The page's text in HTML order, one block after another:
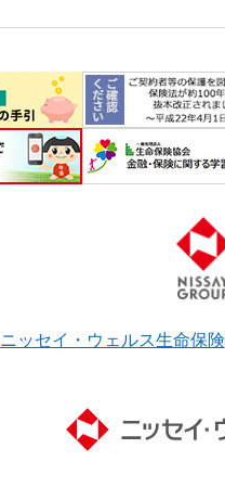
ニッセイ・ウェルス生命保険